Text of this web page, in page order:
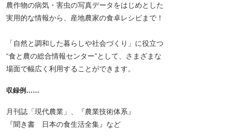
農作物の病気・害虫の写真データをはじめとした
実用的な情報から、産地農家の食卓レシピまで！
「自然と調和した暮らしや社会づくり」に役立つ
“食と農の総合情報センター”として、さまざまな
場面で幅広く利用することができます。
収録例……
月刊誌「現代農業」、『農業技術体系』
『聞き書 日本の食生活全集』など